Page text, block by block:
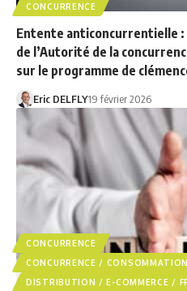
CONCURRENCE
Entente anticoncurrentielle :
de l’Autorité de la
sur le programme de
Eric DELFLY19 février 2026
CONCURRENCE
CONCURRENCE /
DISTRIBUTION / E-COMMERCE /